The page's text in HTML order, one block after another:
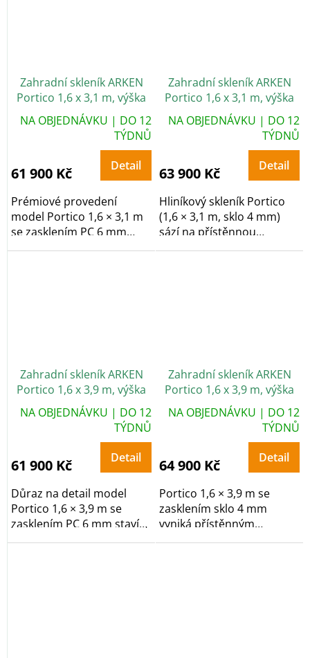
Zahradní skleník ARKEN
Portico 1,6 x 3,1 m, výška
268 cm, PC 6 mm
NA OBJEDNÁVKU | DO 12
TÝDNŮ
61 900 Kč Detail
Prémiové provedení
model Portico 1,6 × 3,1 m
se zasklením PC 6 mm
staví na řešením ke...
Zahradní skleník ARKEN
Portico 1,6 x 3,1 m, výška
268 cm, sklo 4 mm
NA OBJEDNÁVKU | DO 12
TÝDNŮ
63 900 Kč Detail
Hliníkový skleník Portico
(1,6 × 3,1 m, sklo 4 mm)
sází na přístěnnou
konstrukcí s...
Zahradní skleník ARKEN
Portico 1,6 x 3,9 m, výška
248 cm, PC 6 mm
NA OBJEDNÁVKU | DO 12
TÝDNŮ
61 900 Kč Detail
Důraz na detail model
Portico 1,6 × 3,9 m se
zasklením PC 6 mm staví
na přístěnným...
Zahradní skleník ARKEN
Portico 1,6 x 3,9 m, výška
248 cm, sklo 4 mm
NA OBJEDNÁVKU | DO 12
TÝDNŮ
64 900 Kč Detail
Portico 1,6 × 3,9 m se
zasklením sklo 4 mm
vyniká přístěnným
(lean‑to) konceptem ke